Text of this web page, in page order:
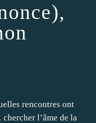
rencontres ont
l’âme de la